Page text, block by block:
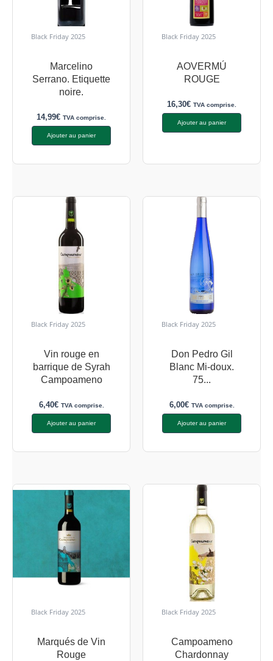
Black Friday 2025
Marcelino
Serrano. Etiquette
noire.
14,99€ TVA comprise.
Ajouter au panier
Black Friday 2025
AOVERMÚ
ROUGE
16,30€ TVA comprise.
Ajouter au panier
Black Friday 2025
Vin rouge en
barrique de Syrah
Campoameno
6,40€ TVA comprise.
Ajouter au panier
Black Friday 2025
Don Pedro Gil
Blanc Mi-doux.
75...
6,00€ TVA comprise.
Ajouter au panier
Black Friday 2025
Marqués de Vin
Rouge
Black Friday 2025
Campoameno
Chardonnay